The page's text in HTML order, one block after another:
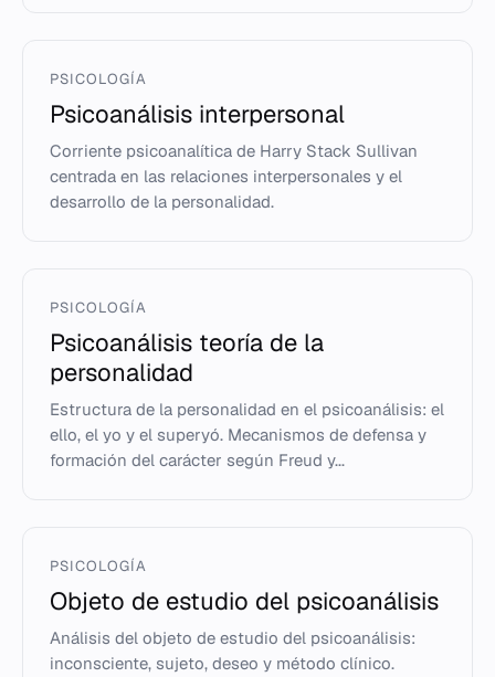
PSICOLOGÍA
Psicoanálisis interpersonal
Corriente psicoanalítica de Harry Stack Sullivan
centrada en las relaciones interpersonales y el
desarrollo de la personalidad.
PSICOLOGÍA
Psicoanálisis teoría de la
personalidad
Estructura de la personalidad en el psicoanálisis: el
ello, el yo y el superyó. Mecanismos de defensa y
formación del carácter según Freud y...
PSICOLOGÍA
Objeto de estudio del psicoanálisis
Análisis del objeto de estudio del psicoanálisis:
inconsciente, sujeto, deseo y método clínico.